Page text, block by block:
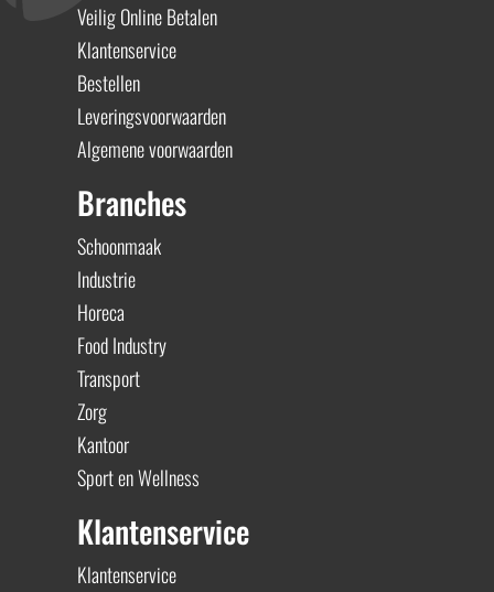
Veilig Online Betalen
Klantenservice
Bestellen
Leveringsvoorwaarden
Algemene voorwaarden
Branches
Schoonmaak
Industrie
Horeca
Food Industry
Transport
Zorg
Kantoor
Sport en Wellness
Klantenservice
Klantenservice